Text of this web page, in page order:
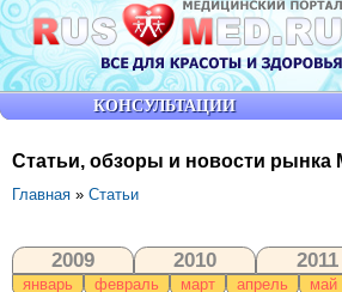
Статьи, обзоры и новости
Главная » Статьи
2009 2010 2011
январь февраль март апрель май
КОНСУЛЬТАЦИИ